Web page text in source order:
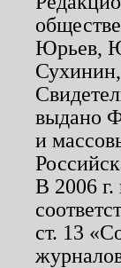
Юрьев,
выдано
и
В 2006
ст. 13